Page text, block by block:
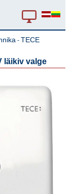
- TECE
läikiv valge